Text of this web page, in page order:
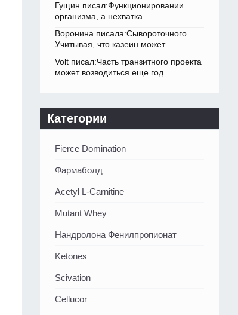
Гущин писал:Функционировании
организма, а нехватка.
Воронина писала:Сывороточного
Учитывая, что казеин может.
Volt писал:Часть транзитного проекта
может возводиться еще год.
Категории
Fierce Domination
Фармаболд
Acetyl L-Carnitine
Mutant Whey
Нандролона Фенилпропионат
Ketones
Scivation
Cellucor